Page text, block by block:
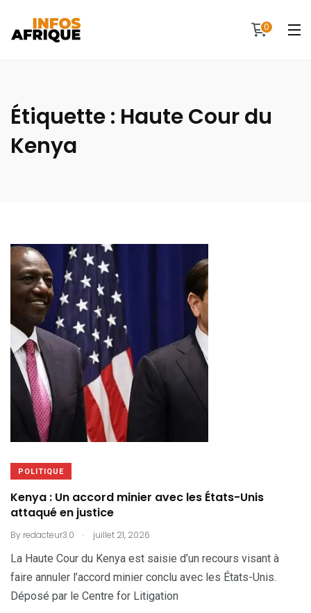
0
Étiquette : Haute Cour du
Kenya
POLITIQUE
Kenya : Un accord minier avec les États-Unis
attaqué en justice
By redacteur3.0 . juillet 21, 2026
La Haute Cour du Kenya est saisie d’un recours visant à
faire annuler l’accord minier conclu avec les États-Unis.
Déposé par le Centre for Litigation